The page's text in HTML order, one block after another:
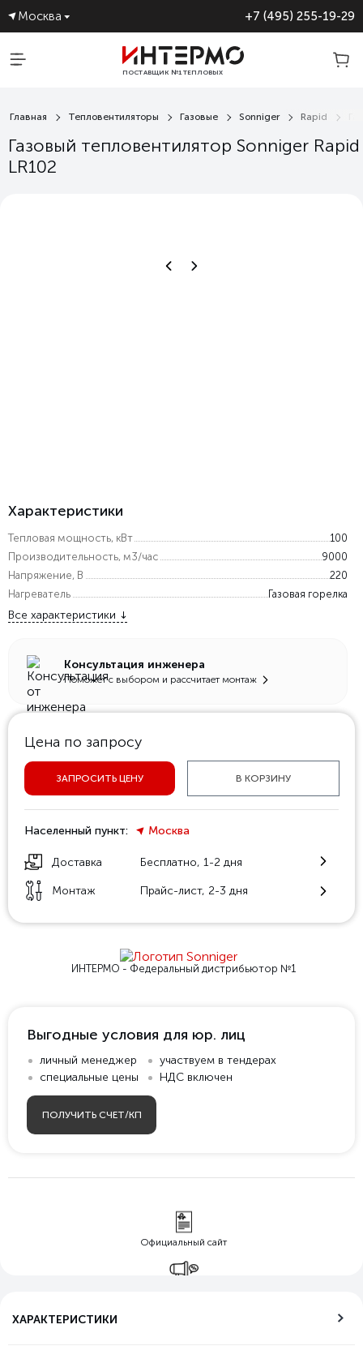
Москва +7 (495) 255-19-29
ПОСТАВЩИК №1 ТЕПЛОВЫХ
Главная Тепловентиляторы Газовые Sonniger Rapid
Газовый тепловентилятор Sonniger Rapid
LR102
Характеристики
Тепловая мощность, кВт
100
Производительность, м3/час
9000
Напряжение, В
220
Нагреватель
Газовая горелка
Все характеристики
Консультация инженера
Поможет с выбором и рассчитает монтаж
Цена по запросу
ЗАПРОСИТЬ ЦЕНУ В КОРЗИНУ
Населенный пункт: Москва
Доставка Бесплатно, 1-2 дня
Монтаж Прайс-лист, 2-3 дня
ИНТЕРМО - Федеральный дистрибьютор №1
Выгодные условия для юр. лиц
личный менеджер
специальные цены
участвуем в тендерах
НДС включен
ПОЛУЧИТЬ СЧЕТ/КП
Официальный сайт
ХАРАКТЕРИСТИКИ